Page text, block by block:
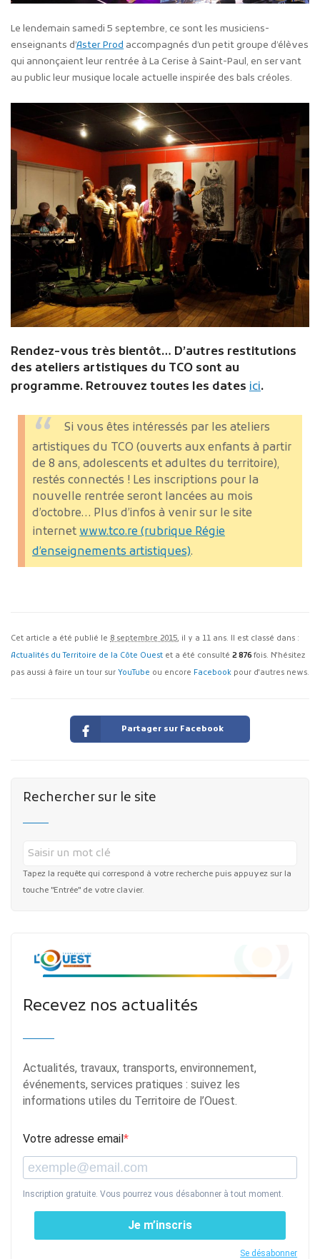
Le lendemain samedi 5 septembre, ce sont les musiciens-
enseignants d’Aster Prod accompagnés d’un petit groupe d’élèves
qui annonçaient leur rentrée à La Cerise à Saint-Paul, en servant
au public leur musique locale actuelle inspirée des bals créoles.
Rendez-vous très bientôt… D’autres restitutions
des ateliers artistiques du TCO sont au
programme. Retrouvez toutes les dates ici.
Si vous êtes intéressés par les ateliers
artistiques du TCO (ouverts aux enfants à partir
de 8 ans, adolescents et adultes du territoire),
restés connectés ! Les inscriptions pour la
nouvelle rentrée seront lancées au mois
d’octobre… Plus d’infos à venir sur le site
internet www.tco.re (rubrique Régie
d’enseignements artistiques).
Cet article a été publié le 8 septembre 2015, il y a 11 ans. Il est classé dans :
Actualités du Territoire de la Côte Ouest et a été consulté 2 876fois. N'hésitez
pas aussi à faire un tour sur YouTube ou encore Facebook pour d'autres news.
Partager sur Facebook
Rechercher sur le site
Tapez la requête qui correspond à votre recherche puis appuyez sur la
touche "Entrée" de votre clavier.
Recevez nos actualités
Actualités, travaux, transports, environnement,
événements, services pratiques : suivez les
informations utiles du Territoire de l’Ouest.
Votre adresse email
Inscription gratuite. Vous pourrez vous désabonner à tout moment.
Je m’inscris
Se désabonner